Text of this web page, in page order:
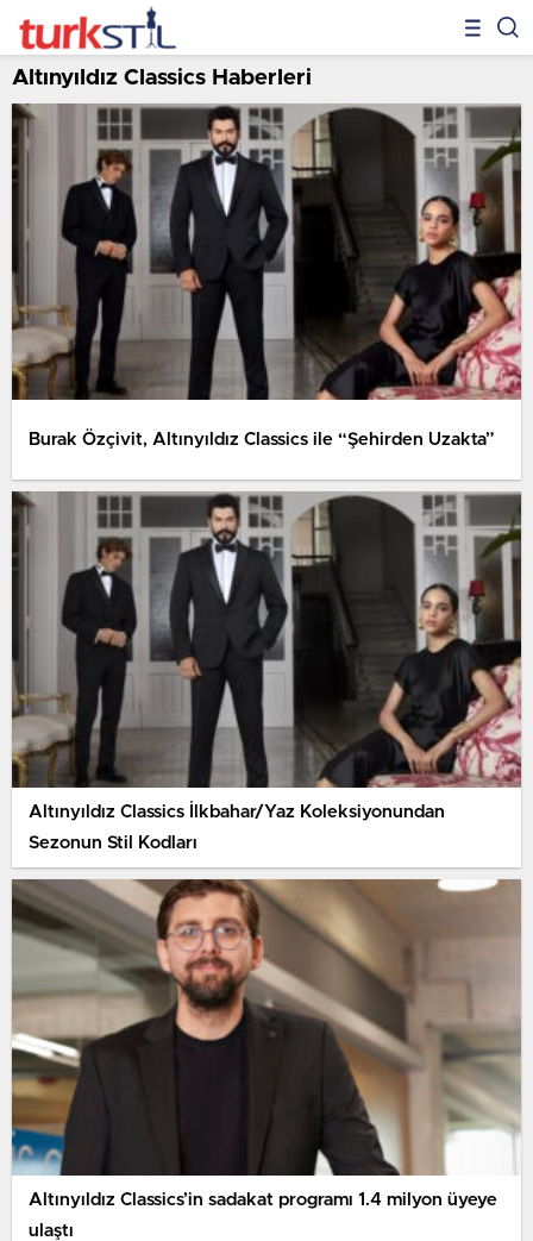
Altınyıldız Classics Haberleri
Burak Özçivit, Altınyıldız Classics ile “Şehirden Uzakta”
Altınyıldız Classics İlkbahar/Yaz Koleksiyonundan
Sezonun Stil Kodları
Altınyıldız Classics’in sadakat programı 1.4 milyon üyeye
ulaştı